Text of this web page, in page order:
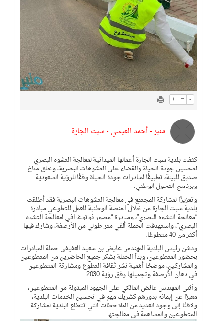
+ = -
منبر - أحمد العيسي - سبت الجارة:
كثفت بلدية سبت الجارة أعمالها الميدانية لمعالجة‎ التشوه البصري
لتحسين جودة الحياة والقضاء على التشوهات البصرية، وخلق مناخ
صديق للبيئة، تطبيقًا لمبادرات جودة الحياة وفقًا للرؤية السعودية
وبرنامج التحول الوطني.
وتعزيزًا لمشاركة المجتمع في معالجة التشوهات البصرية فقد أطلقت
بلدية سبت الجارة من خلال المنصة الوطنية للعمل للتطوعي مبادرة
“معالجة التشوه البصري”، ومبادرة “مصور فوتوغرافي لمعالجة التشوه
البصري”، واستهدفت الحملة ألفي متر طولي من الأرصفة، وشارك فيها
أكثر من 40 متطوعًا.
ودشن رئيس البلدية المهندس عايض بن سعيد العفيفي حملة المبادرات
بحضور المتطوعين، وبدأ الحملة بشكر جميع الحاضرين من المتطوعين
والمشاركين، موضحًا أهمية نشر ثقافة التطوع ومشاركة المتطوعين
في دهان الأرصفة وتجميلها وفق رؤية 2030.
وأثنى المهندس عائض المالكي على الجهود المبذولة من المتطوعين،
معبرًا عن إيمانه بدورهم كشريك مهم في تحسين الخدمات البلدية،
ولافتًا إلى وجود العديد من الملاحظات التي تتطلع البلدية لمشاركة
المتطوعين والمساهمة في معالجتها.